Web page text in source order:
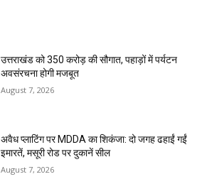
उत्तराखंड को 350 करोड़ की सौगात, पहाड़ों में पर्यटन
अवसंरचना होगी मजबूत
August 7, 2026
अवैध प्लाटिंग पर MDDA का शिकंजा: दो जगह ढहाईं गईं
इमारतें, मसूरी रोड पर दुकानें सील
August 7, 2026